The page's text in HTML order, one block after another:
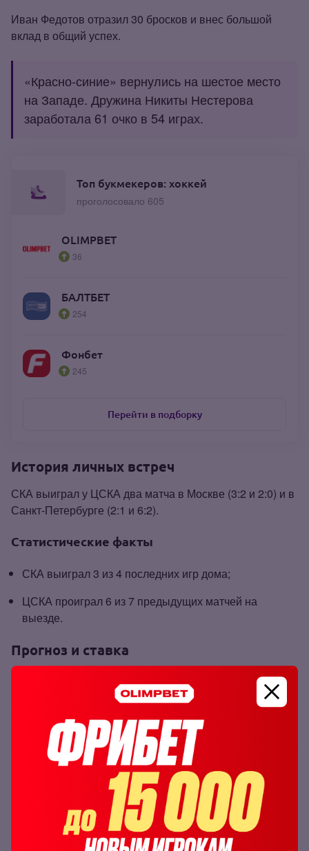
Иван Федотов отразил 30 бросков и внес большой
вклад в общий успех.
«Красно‑синие» вернулись на шестое место
на Западе. Дружина Никиты Нестерова
заработала 61 очко в 54 играх.
Топ букмекеров: хоккей
проголосовало 605
OLIMPBET
36
БАЛТБЕТ
254
Фонбет
245
Перейти в подборку
История личных встреч
СКА выиграл у ЦСКА два матча в Москве (3:2 и 2:0) и в
Санкт‑Петербурге (2:1 и 6:2).
Статистические факты
СКА выиграл 3 из 4 последних игр дома;
ЦСКА проиграл 6 из 7 предыдущих матчей на
выезде.
Прогноз и ставка
ЦСКА нестабильно играет в этом сезоне и слабо
смотрится на выезде. В матчах против СКА у
подопечных Сергея Федорова не получается навязать
свою игру. Считаем, что в очередной раз питерцы
окажутся сильнее. Предлагаем ставку на чистую
победу первых.
Прогнозируем выигрыш СКА с
коэффициентом 1.93 по линии БК
OLIMPBET.